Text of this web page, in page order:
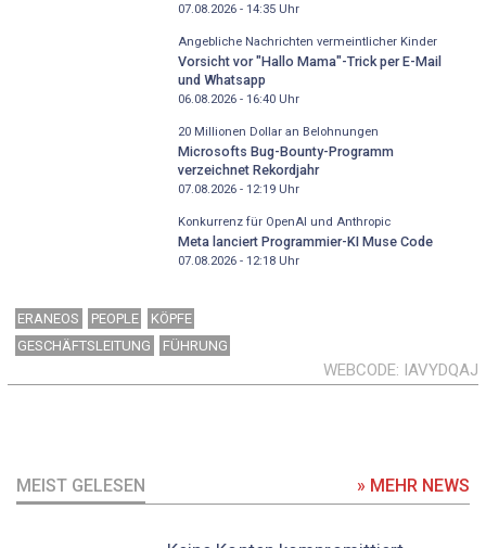
07.08.2026 - 14:35Uhr
Angebliche Nachrichten vermeintlicher Kinder
Vorsicht vor "Hallo Mama"-Trick per E-Mail
und Whatsapp
06.08.2026 - 16:40Uhr
20 Millionen Dollar an Belohnungen
Microsofts Bug-Bounty-Programm
verzeichnet Rekordjahr
07.08.2026 - 12:19Uhr
Konkurrenz für OpenAI und Anthropic
Meta lanciert Programmier-KI Muse Code
07.08.2026 - 12:18Uhr
ERANEOS PEOPLE
KÖPFE
GESCHÄFTSLEITUNG
FÜHRUNG
WEBCODE IAVYDQAJ
MEIST GELESEN » MEHR NEWS